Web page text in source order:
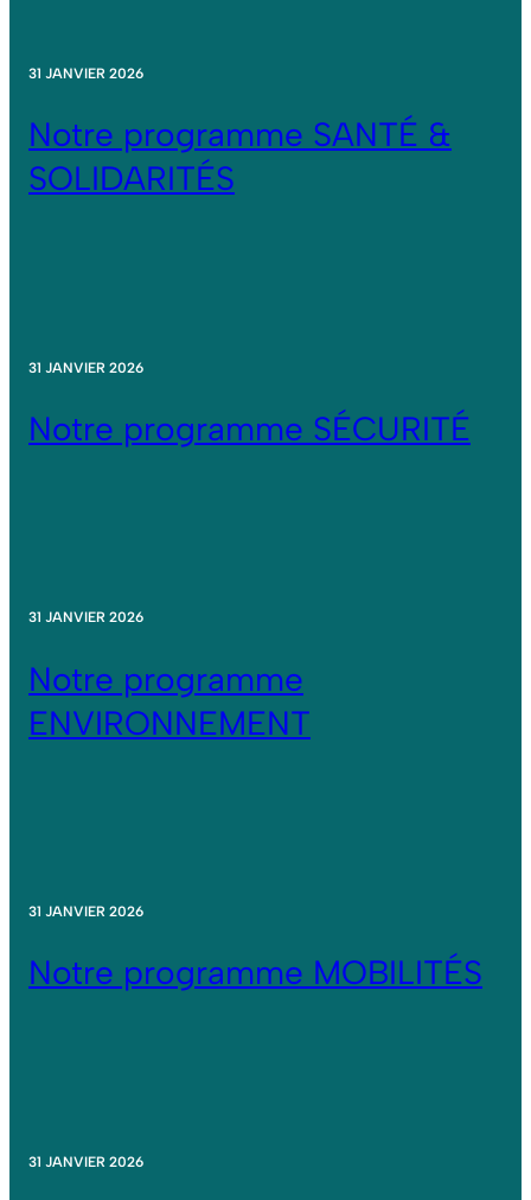
31 JANVIER 2026
Notre programme SANTÉ &
SOLIDARITÉS
31 JANVIER 2026
Notre programme SÉCURITÉ
31 JANVIER 2026
Notre programme
ENVIRONNEMENT
31 JANVIER 2026
Notre programme MOBILITÉS
31 JANVIER 2026